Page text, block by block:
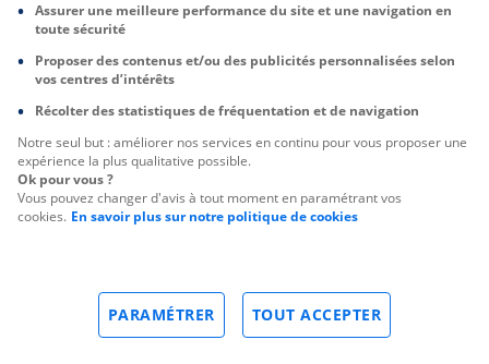
Assurer une meilleure performance du site et une navigation en
toute sécurité
Proposer des contenus et/ou des publicités personnalisées selon
vos centres d’intérêts
Récolter des statistiques de fréquentation et de navigation
Notre seul but : améliorer nos services en continu pour vous proposer une
expérience la plus qualitative possible.
Ok pour vous ?
Vous pouvez changer d'avis à tout moment en paramétrant vos
cookies. En savoir plus sur notre politique de cookies
TOUT ACCEPTER
PARAMÉTRER